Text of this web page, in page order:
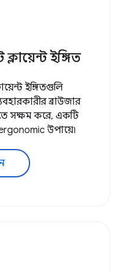
ইঙ্গিত
ইঙ্গিতগুলি
ব্রাউজার
সক্ষম করে, একটি
উপায়ে৷